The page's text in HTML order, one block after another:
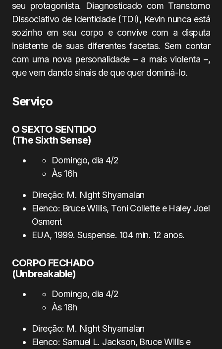
seu protagonista. Diagnosticado com Transtorno
Dissociativo de Identidade (TDI), Kevin nunca está
sozinho em seu corpo e convive com a disputa
insistente de suas diferentes facetas. Sem contar
com uma nova personalidade – a mais violenta –,
que vem dando sinais de que quer dominá-lo.
Serviço
O SEXTO SENTIDO
(The Sixth Sense)
Domingo, dia 4/2
Às 16h
Direção: M. Night Shyamalan
Elenco: Bruce Willis, Toni Collette e Haley Joel
Osment
EUA, 1999. Suspense. 104 min. 12 anos.
CORPO FECHADO
(Unbreakable)
Domingo, dia 4/2
Às 18h
Direção: M. Night Shyamalan
Elenco: Samuel L. Jackson, Bruce Willis e